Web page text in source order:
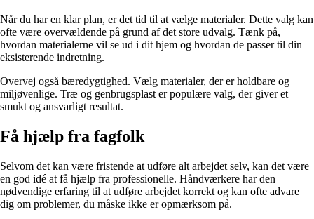
Når du har en klar plan, er det tid til at vælge materialer. Dette valg kan
ofte være overvældende på grund af det store udvalg. Tænk på,
hvordan materialerne vil se ud i dit hjem og hvordan de passer til din
eksisterende indretning.
Overvej også bæredygtighed. Vælg materialer, der er holdbare og
miljøvenlige. Træ og genbrugsplast er populære valg, der giver et
smukt og ansvarligt resultat.
Få hjælp fra fagfolk
Selvom det kan være fristende at udføre alt arbejdet selv, kan det være
en god idé at få hjælp fra professionelle. Håndværkere har den
nødvendige erfaring til at udføre arbejdet korrekt og kan ofte advare
dig om problemer, du måske ikke er opmærksom på.